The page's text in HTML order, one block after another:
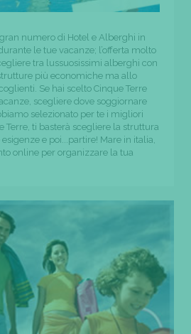
numero di Hotel e Alberghi in
le tue vacanze; l’offerta molto
tra lussuosissimi alberghi con
più economiche ma allo
Se hai scelto Cinque Terre
scegliere dove soggiornare
selezionato per te i migliori
Terre, ti basterà scegliere la struttura
e poi...partire! Mare in italia,
online per organizzare la tua